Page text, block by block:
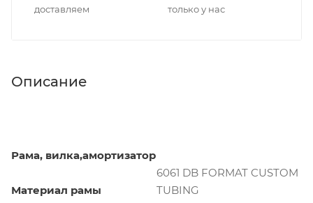
доставляем
только у нас
Описание
Рама, вилка,амортизатор
Материал рамы
6061 DB FORMAT CUSTOM
TUBING